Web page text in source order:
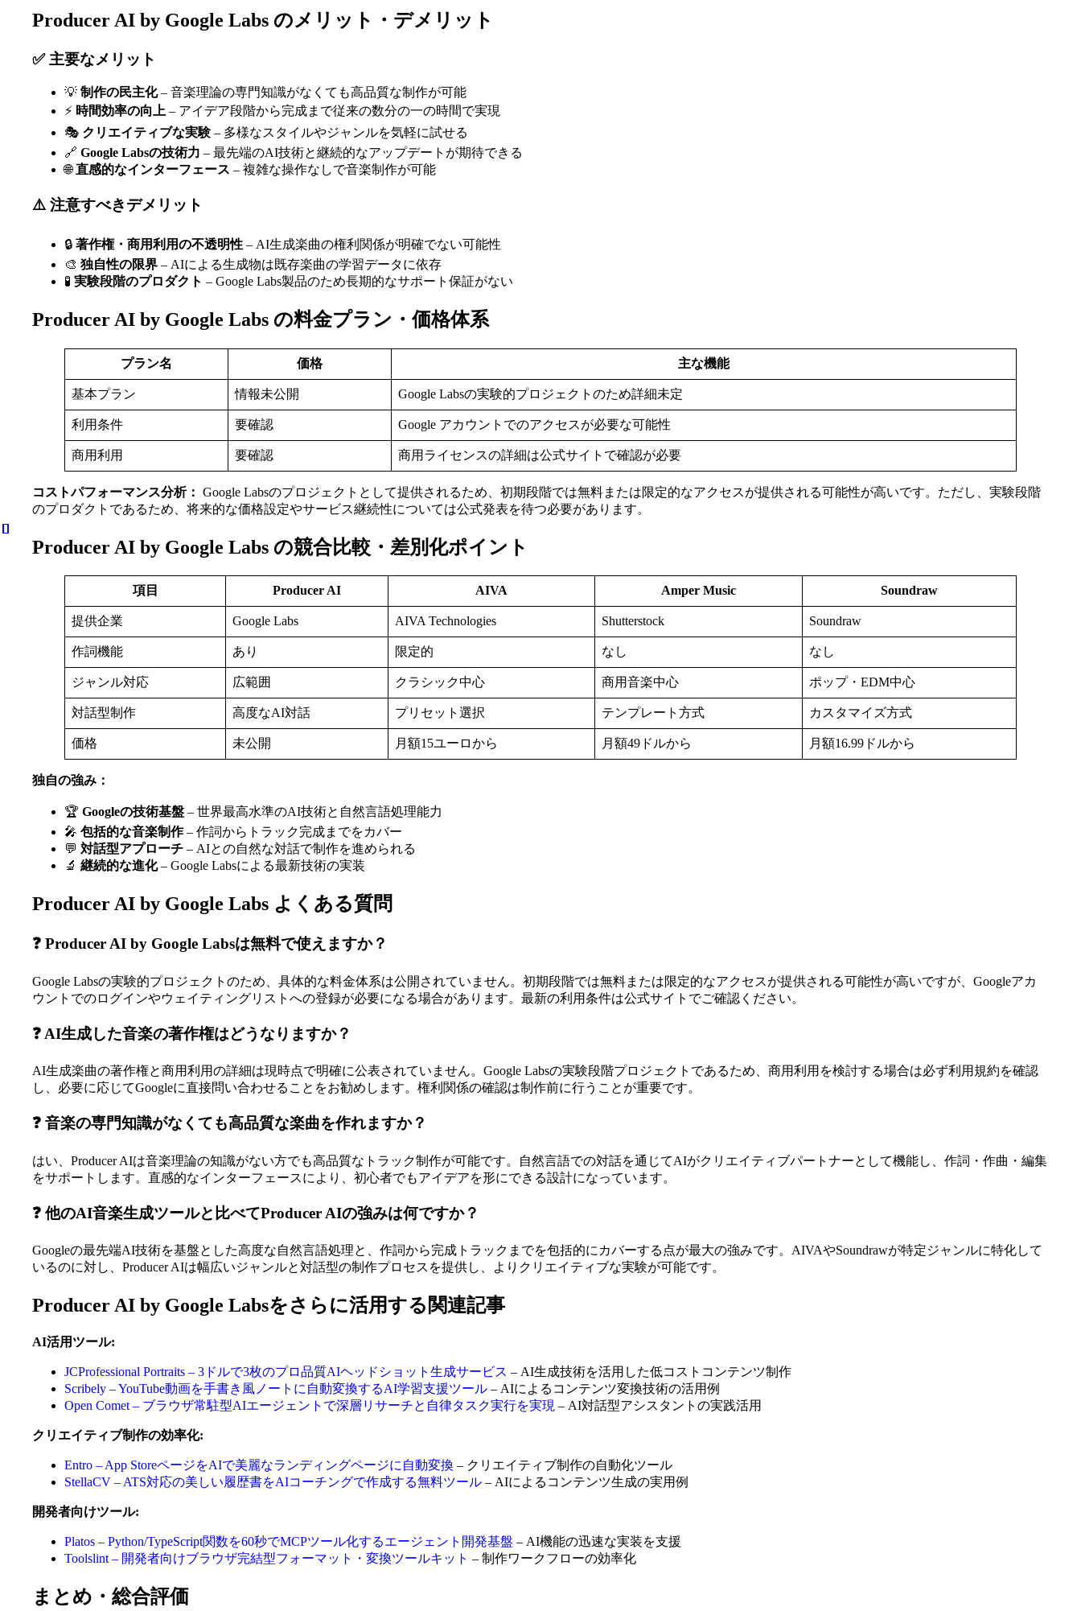
Producer AI by Google Labs のメリット・デメリット
✅ 主要なメリット
💡 制作の民主化– 音楽理論の専門知識がなくても高品質な制作が可能
⚡ 時間効率の向上 – アイデア段階から完成まで従来の数分の一の時間で実現
🎭 クリエイティブな実験– 多様なスタイルやジャンルを気軽に試せる
🔗 Google Labsの技術力 – 最先端のAI技術と継続的なアップデートが期待できる
🌐直感的なインターフェース – 複雑な操作なしで音楽制作が可能
⚠️ 注意すべきデメリット
🔒 著作権・商用利用の不透明性 – AI生成楽曲の権利関係が明確でない可能性
🎨 独自性の限界 – AIによる生成物は既存楽曲の学習データに依存
🧪 実験段階のプロダクト – Google Labs製品のため長期的なサポート保証がない
Producer AI by Google Labs の料金プラン・価格体系
プラン名 価格 主な機能
基本プラン 情報未公開 Google Labsの実験的プロジェクトのため詳細未定
利用条件 要確認 Google アカウントでのアクセスが必要な可能性
商用利用 要確認 商用ライセンスの詳細は公式サイトで確認が必要
コストパフォーマンス分析： Google Labsのプロジェクトとして提供されるため、初期段階では無料または限定的なアクセスが提供される可能性が高いです。ただし、実験段階
のプロダクトであるため、将来的な価格設定やサービス継続性については公式発表を待つ必要があります。
Producer AI by Google Labs の競合比較・差別化ポイント
項目 Producer AI AIVA Amper Music Soundraw
提供企業 Google Labs AIVA Technologies Shutterstock Soundraw
作詞機能 あり 限定的 なし なし
ジャンル対応 広範囲 クラシック中心 商用音楽中心 ポップ・EDM中心
対話型制作 高度なAI対話 プリセット選択 テンプレート方式 カスタマイズ方式
価格 未公開 月額15ユーロから 月額49ドルから 月額16.99ドルから
独自の強み：
🏆 Googleの技術基盤 – 世界最高水準のAI技術と自然言語処理能力
🎤 包括的な音楽制作– 作詞からトラック完成までをカバー
💬 対話型アプローチ – AIとの自然な対話で制作を進められる
🔬 継続的な進化– Google Labsによる最新技術の実装
Producer AI by Google Labs よくある質問
❓ Producer AI by Google Labsは無料で使えますか？
Google Labsの実験的プロジェクトのため、具体的な料金体系は公開されていません。初期段階では無料または限定的なアクセスが提供される可能性が高いですが、Googleアカ
ウントでのログインやウェイティングリストへの登録が必要になる場合があります。最新の利用条件は公式サイトでご確認ください。
❓ AI生成した音楽の著作権はどうなりますか？
AI生成楽曲の著作権と商用利用の詳細は現時点で明確に公表されていません。Google Labsの実験段階プロジェクトであるため、商用利用を検討する場合は必ず利用規約を確認
し、必要に応じてGoogleに直接問い合わせることをお勧めします。権利関係の確認は制作前に行うことが重要です。
❓ 音楽の専門知識がなくても高品質な楽曲を作れますか？
はい、Producer AIは音楽理論の知識がない方でも高品質なトラック制作が可能です。自然言語での対話を通じてAIがクリエイティブパートナーとして機能し、作詞・作曲・編集
をサポートします。直感的なインターフェースにより、初心者でもアイデアを形にできる設計になっています。
❓ 他のAI音楽生成ツールと比べてProducer AIの強みは何ですか？
Googleの最先端AI技術を基盤とした高度な自然言語処理と、作詞から完成トラックまでを包括的にカバーする点が最大の強みです。AIVAやSoundrawが特定ジャンルに特化して
いるのに対し、Producer AIは幅広いジャンルと対話型の制作プロセスを提供し、よりクリエイティブな実験が可能です。
Producer AI by Google Labsをさらに活用する関連記事
AI活用ツール:
JCProfessional Portraits – 3ドルで3枚のプロ品質AIヘッドショット生成サービス – AI生成技術を活用した低コストコンテンツ制作
Scribely – YouTube動画を手書き風ノートに自動変換するAI学習支援ツール – AIによるコンテンツ変換技術の活用例
Open Comet – ブラウザ常駐型AIエージェントで深層リサーチと自律タスク実行を実現 – AI対話型アシスタントの実践活用
クリエイティブ制作の効率化:
Entro – App StoreページをAIで美麗なランディングページに自動変換 – クリエイティブ制作の自動化ツール
StellaCV – ATS対応の美しい履歴書をAIコーチングで作成する無料ツール – AIによるコンテンツ生成の実用例
開発者向けツール:
Platos – Python/TypeScript関数を60秒でMCPツール化するエージェント開発基盤 – AI機能の迅速な実装を支援
Toolslint – 開発者向けブラウザ完結型フォーマット・変換ツールキット – 制作ワークフローの効率化
まとめ・総合評価